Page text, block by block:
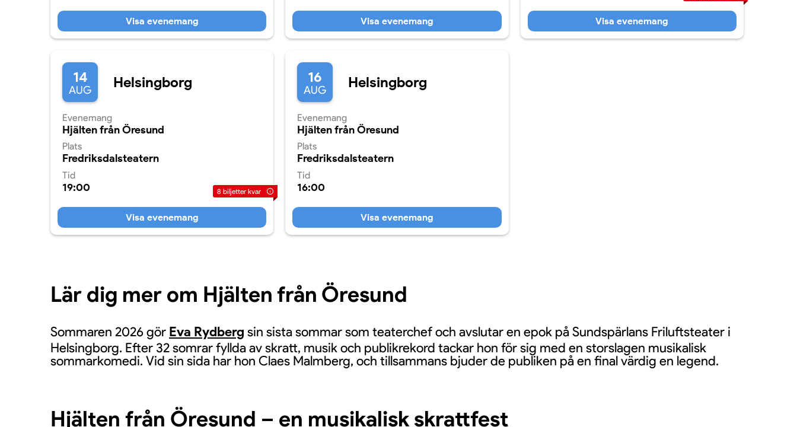
Visa evenemang Visa evenemang Visa evenemang
14
AUG Helsingborg
Plats
Fredriksdalsteatern
Evenemang
Hjälten från Öresund
Tid
19:00
Visa evenemang
8 biljetter kvar
16
AUG Helsingborg
Plats
Fredriksdalsteatern
Evenemang
Hjälten från Öresund
Tid
16:00
Visa evenemang
Lär dig mer om Hjälten från Öresund
Sommaren 2026 gör Eva Rydberg sin sista sommar som teaterchef och avslutar en epok på Sundspärlans Friluftsteater i
Helsingborg. Efter 32 somrar fyllda av skratt, musik och publikrekord tackar hon för sig med en storslagen musikalisk
sommarkomedi. Vid sin sida har hon Claes Malmberg, och tillsammans bjuder de publiken på en final värdig en legend.
Hjälten från Öresund – en musikalisk skrattfest